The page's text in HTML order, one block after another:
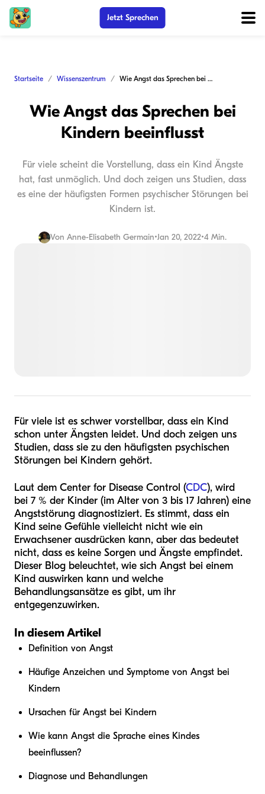
Jetzt Sprechen
Startseite Wissenszentrum Wie Angst das Sprechen bei Kindern beeinflusst
Wie Angst das Sprechen bei
Kindern beeinflusst
Für viele scheint die Vorstellung, dass ein Kind Ängste
hat, fast unmöglich. Und doch zeigen uns Studien, dass
es eine der häufigsten Formen psychischer Störungen bei
Kindern ist.
Von Anne-Elisabeth Germain•Jan 20, 2022•4 Min.
Für viele ist es schwer vorstellbar, dass ein Kind
schon unter Ängsten leidet. Und doch zeigen uns
Studien, dass sie zu den häufigsten psychischen
Störungen bei Kindern gehört.
Laut dem Center for Disease Control (CDC), wird
bei 7 % der Kinder (im Alter von 3 bis 17 Jahren) eine
Angststörung diagnostiziert. Es stimmt, dass ein
Kind seine Gefühle vielleicht nicht wie ein
Erwachsener ausdrücken kann, aber das bedeutet
nicht, dass es keine Sorgen und Ängste empfindet.
Dieser Blog beleuchtet, wie sich Angst bei einem
Kind auswirken kann und welche
Behandlungsansätze es gibt, um ihr
entgegenzuwirken.
In diesem Artikel
Definition von Angst
Häufige Anzeichen und Symptome von Angst bei
Kindern
Ursachen für Angst bei Kindern
Wie kann Angst die Sprache eines Kindes
beeinflussen?
Diagnose und Behandlungen